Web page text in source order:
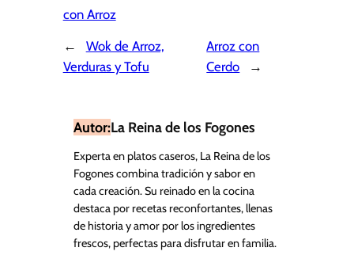
con Arroz
←
Wok de Arroz,
Verduras y Tofu
Arroz con
Cerdo
→
Autor:La Reina de los Fogones
Experta en platos caseros, La Reina de los
Fogones combina tradición y sabor en
cada creación. Su reinado en la cocina
destaca por recetas reconfortantes, llenas
de historia y amor por los ingredientes
frescos, perfectas para disfrutar en familia.